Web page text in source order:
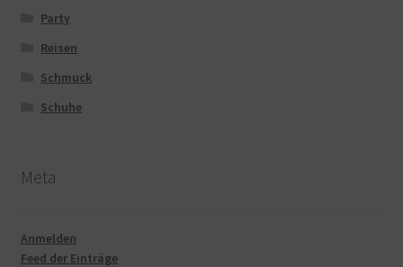
Party
Reisen
Schmuck
Schuhe
Meta
Anmelden
Feed der Einträge